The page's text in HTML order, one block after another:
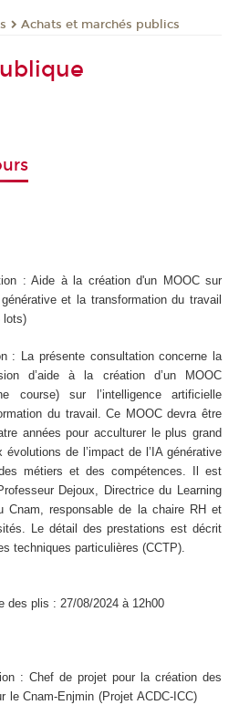
Achats et marchés publics
: Aide à la création d'un MOOC sur
et la transformation du travail
lots)
: La présente consultation concerne la
d’aide à la création d’un MOOC
course) sur l’intelligence artificielle
du travail. Ce MOOC devra être
années pour acculturer le plus grand
évolutions de l’impact de l’IA générative
métiers et des compétences. Il est
Dejoux, Directrice du Learning
Cnam, responsable de la chaire RH et
Le détail des prestations est décrit
techniques particulières (CCTP).
des plis : 27/08/2024 à 12h00
: Chef de projet pour la création des
le Cnam-Enjmin (Projet ACDC-ICC)